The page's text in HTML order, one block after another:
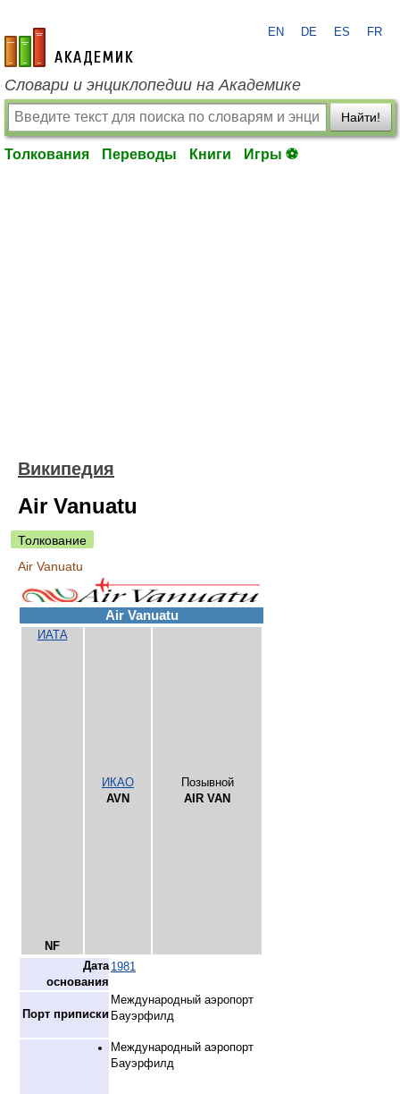
academic.ru
EN DE ES FR
Словари и энциклопедии на Академике
Найти!
Толкования Переводы Книги Игры ⚽
Википедия
Air Vanuatu
Толкование
Air Vanuatu
Air Vanuatu
ИАТА
NF
ИКАО
AVN
Позывной
AIR VAN
Дата
основания
1981
Порт приписки
Международный аэропорт
Бауэрфилд
Международный аэропорт
Бауэрфилд